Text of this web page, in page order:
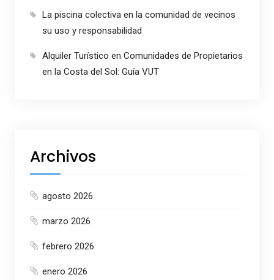
La piscina colectiva en la comunidad de vecinos
su uso y responsabilidad
Alquiler Turístico en Comunidades de Propietarios
en la Costa del Sol: Guía VUT
Archivos
agosto 2026
marzo 2026
febrero 2026
enero 2026